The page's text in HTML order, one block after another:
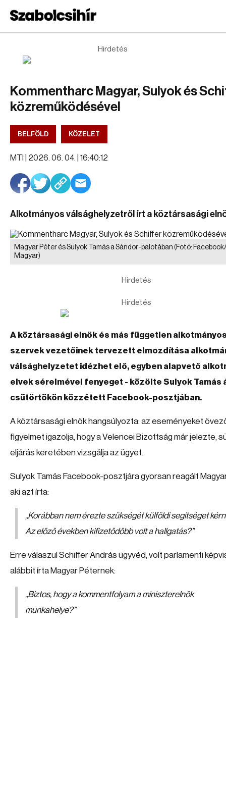
Hirdetés
Kommentharc Magyar, Sulyok és
közreműködésével
BELFÖLD KÖZÉLET
MTI | 2026. 06. 04. | 16:40:12
Alkotmányos válsághelyzetről írt a köztársasági
Magyar Péter és Sulyok Tamás a Sándor-palotában (Fotó:
Magyar)
Hirdetés
Hirdetés
A köztársasági elnök és más független
szervek vezetőinek tervezett elmozdítása
válsághelyzetet idézhet elő, egyben alapvető
elvek sérelmével fenyeget - közölte Sulyok Tamás
csütörtökön közzétett Facebook-posztjában.
A köztársasági elnök hangsúlyozta: az eseményeket
figyelmet igazolja, hogy a Velencei Bizottság már jelezte,
eljárás keretében vizsgálja az ügyet.
Sulyok Tamás Facebook-posztjára gyorsan reagált
aki azt írta:
„Korábban nem érezte szükségét külföldi segítséget
Az előző években kifizetődőbb volt a hallgatás?”
Erre válaszul Schiffer András ügyvéd, volt parlamenti
alábbit írta Magyar Péternek:
„Biztos, hogy a kommentfolyam a miniszterelnök
munkahelye?”